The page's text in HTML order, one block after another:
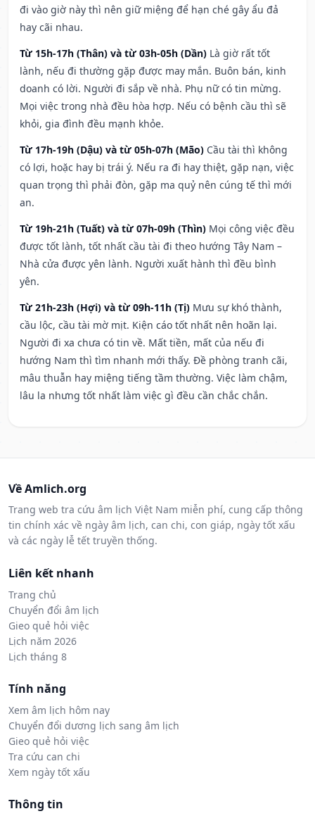
đi vào giờ này thì nên giữ miệng để hạn ché gây ẩu đả
hay cãi nhau.
Từ 15h-17h (Thân) và từ 03h-05h (Dần) Là giờ rất tốt
lành, nếu đi thường gặp được may mắn. Buôn bán, kinh
doanh có lời. Người đi sắp về nhà. Phụ nữ có tin mừng.
Mọi việc trong nhà đều hòa hợp. Nếu có bệnh cầu thì sẽ
khỏi, gia đình đều mạnh khỏe.
Từ 17h-19h (Dậu) và từ 05h-07h (Mão) Cầu tài thì không
có lợi, hoặc hay bị trái ý. Nếu ra đi hay thiệt, gặp nạn, việc
quan trọng thì phải đòn, gặp ma quỷ nên cúng tế thì mới
an.
Từ 19h-21h (Tuất) và từ 07h-09h (Thìn) Mọi công việc đều
được tốt lành, tốt nhất cầu tài đi theo hướng Tây Nam –
Nhà cửa được yên lành. Người xuất hành thì đều bình
yên.
Từ 21h-23h (Hợi) và từ 09h-11h (Tị) Mưu sự khó thành,
cầu lộc, cầu tài mờ mịt. Kiện cáo tốt nhất nên hoãn lại.
Người đi xa chưa có tin về. Mất tiền, mất của nếu đi
hướng Nam thì tìm nhanh mới thấy. Đề phòng tranh cãi,
mâu thuẫn hay miệng tiếng tầm thường. Việc làm chậm,
lâu la nhưng tốt nhất làm việc gì đều cần chắc chắn.
Về Amlich.org
Trang web tra cứu âm lịch Việt Nam miễn phí, cung cấp thông
tin chính xác về ngày âm lịch, can chi, con giáp, ngày tốt xấu
và các ngày lễ tết truyền thống.
Liên kết nhanh
Trang chủ
Chuyển đổi âm lịch
Gieo quẻ hỏi việc
Lịch năm 2026
Lịch tháng 8
Tính năng
Xem âm lịch hôm nay
Chuyển đổi dương lịch sang âm lịch
Gieo quẻ hỏi việc
Tra cứu can chi
Xem ngày tốt xấu
Thông tin